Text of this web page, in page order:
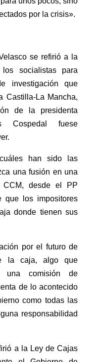
por la crisis».
se refirió a la
socialistas para
investigación que
Castilla-La Mancha,
de la presidenta
Cospedal fuese
han sido las
una fusión en una
desde el PP
que los impositores
donde tienen sus
por el futuro de
la caja, algo que
una comisión de
de lo acontecido
como todas las
responsabilidad
a la Ley de Cajas